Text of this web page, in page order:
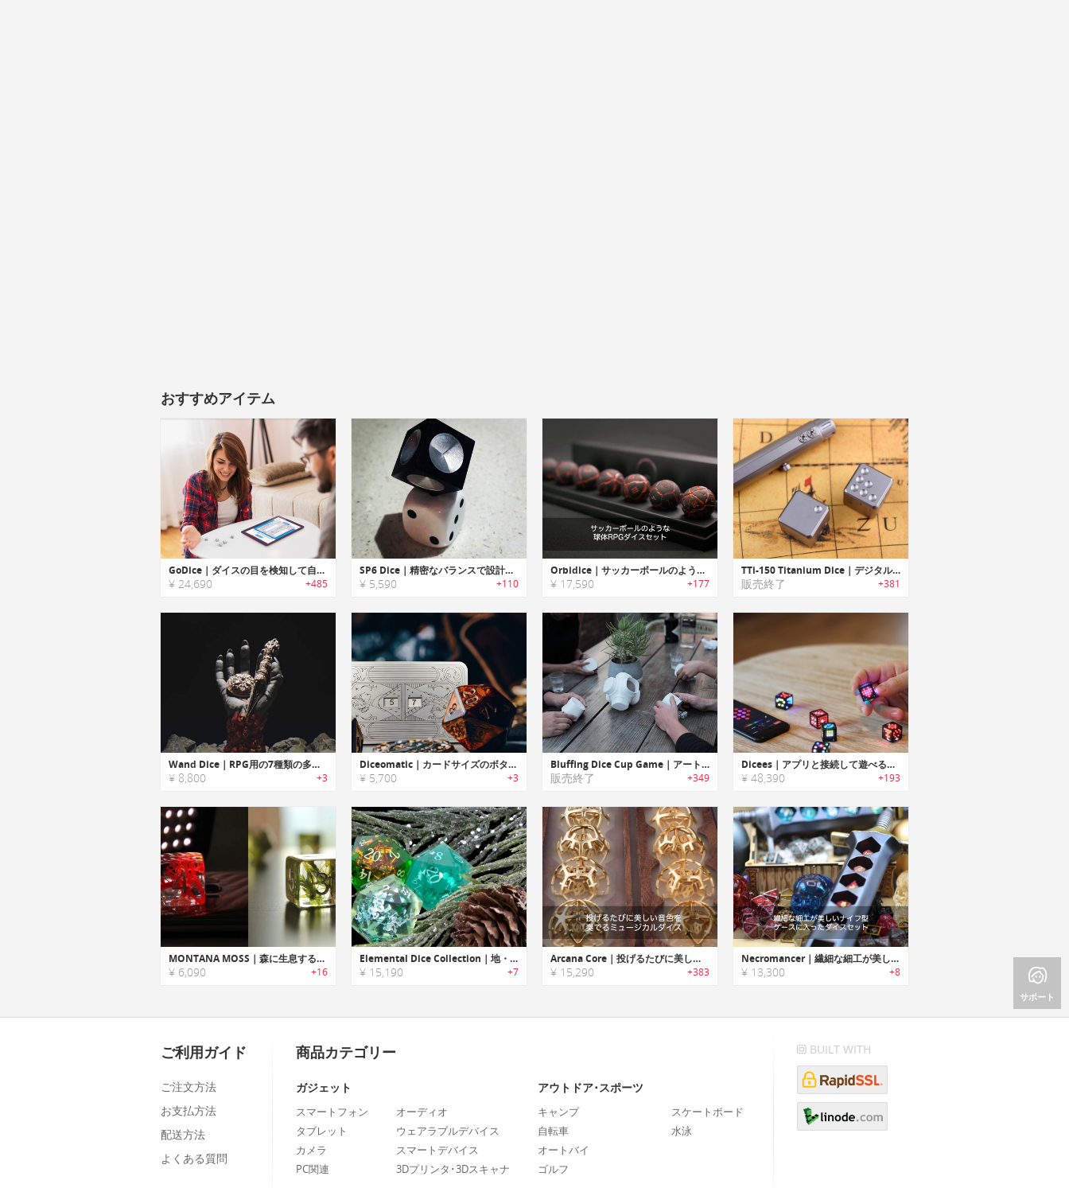
おすすめアイテム
GoDice｜ダイスの目を検知して自動でスコアリングするスマートダイス「Goダイス」
¥ 24,690 +485
SP6 Dice｜精密なバランスで設計されたシャープエッジメタルダイス「SP6」
¥ 5,590 +110
Orbidice｜サッカーボールのような球体RPGダイスセット「オービダイス」
¥ 17,590 +177
TTi-150 Titanium Dice｜デジタル/チタン/科学技術の精密さを組み合わせたチタニウム製ダイスデスクトイ
販売終了 +381
Wand Dice｜RPG用の7種類の多面ダイスが一本に集結
¥ 8,800 +3
Diceomatic｜カードサイズのボタン式サイコロ
¥ 5,700 +3
Bluffing Dice Cup Game｜アート作品としても楽しめるダイスゲーム
販売終了 +349
Dicees｜アプリと接続して遊べるスマートデジタルダイス「ダイシーズ」
¥ 48,390 +193
MONTANA MOSS｜森に生息するコケを閉じ込めた美しいレジンダイス「モンタナモス」
¥ 6,090 +16
Elemental Dice Collection｜地・水・風・火にインスパイアされた美しいエポキシダイスセット
¥ 15,190 +7
Arcana Core｜投げるたびに美しい音色を奏でるミュージカルダイス「アルカナコア」
¥ 15,290 +383
Necromancer｜繊細な細工が美しいナイフ型ケースに入ったダイスセット「ネクロマンサー」
¥ 13,300 +8
サポート
ご利用ガイド
ご注文方法
お支払方法
配送方法
よくある質問
商品カテゴリー
ガジェット
スマートフォン
タブレット
カメラ
PC関連
オーディオ
ウェアラブルデバイス
スマートデバイス
3Dプリンタ･3Dスキャナ
アウトドア･スポーツ
キャンプ
自転車
オートバイ
ゴルフ
スケートボード
水泳
BUILT WITH